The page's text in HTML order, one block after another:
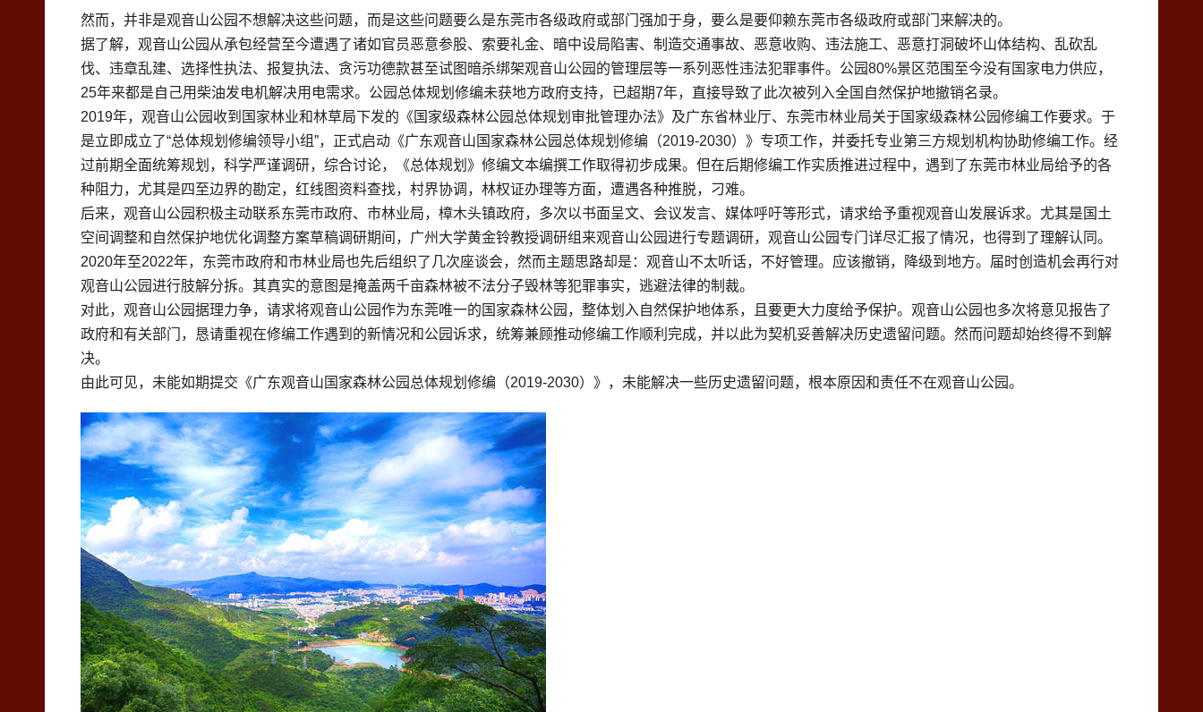
然而，并非是观音山公园不想解决这些问题，而是这些问题要么是东莞市各级政府或部门强加于身，要么是要仰赖东莞市各级政府或部门来解决的。
据了解，观音山公园从承包经营至今遭遇了诸如官员恶意参股、索要礼金、暗中设局陷害、制造交通事故、恶意收购、违法施工、恶意打洞破坏山体结构、乱砍乱
伐、违章乱建、选择性执法、报复执法、贪污功德款甚至试图暗杀绑架观音山公园的管理层等一系列恶性违法犯罪事件。公园80%景区范围至今没有国家电力供应，
25年来都是自己用柴油发电机解决用电需求。公园总体规划修编未获地方政府支持，已超期7年，直接导致了此次被列入全国自然保护地撤销名录。
2019年，观音山公园收到国家林业和林草局下发的《国家级森林公园总体规划审批管理办法》及广东省林业厅、东莞市林业局关于国家级森林公园修编工作要求。于
是立即成立了“总体规划修编领导小组”，正式启动《广东观音山国家森林公园总体规划修编（2019-2030）》专项工作，并委托专业第三方规划机构协助修编工作。经
过前期全面统筹规划，科学严谨调研，综合讨论，《总体规划》修编文本编撰工作取得初步成果。但在后期修编工作实质推进过程中，遇到了东莞市林业局给予的各
种阻力，尤其是四至边界的勘定，红线图资料查找，村界协调，林权证办理等方面，遭遇各种推脱，刁难。
后来，观音山公园积极主动联系东莞市政府、市林业局，樟木头镇政府，多次以书面呈文、会议发言、媒体呼吁等形式，请求给予重视观音山发展诉求。尤其是国土
空间调整和自然保护地优化调整方案草稿调研期间，广州大学黄金铃教授调研组来观音山公园进行专题调研，观音山公园专门详尽汇报了情况，也得到了理解认同。
2020年至2022年，东莞市政府和市林业局也先后组织了几次座谈会，然而主题思路却是：观音山不太听话，不好管理。应该撤销，降级到地方。届时创造机会再行对
观音山公园进行肢解分拆。其真实的意图是掩盖两千亩森林被不法分子毁林等犯罪事实，逃避法律的制裁。
对此，观音山公园据理力争，请求将观音山公园作为东莞唯一的国家森林公园，整体划入自然保护地体系，且要更大力度给予保护。观音山公园也多次将意见报告了
政府和有关部门，恳请重视在修编工作遇到的新情况和公园诉求，统筹兼顾推动修编工作顺利完成，并以此为契机妥善解决历史遗留问题。然而问题却始终得不到解
决。
由此可见，未能如期提交《广东观音山国家森林公园总体规划修编（2019-2030）》，未能解决一些历史遗留问题，根本原因和责任不在观音山公园。